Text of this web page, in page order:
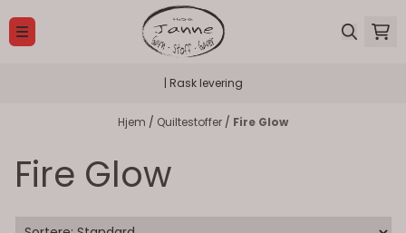
Hopp til innhold
| Rask levering
Hjem / Quiltestoffer / Fire Glow
Fire Glow